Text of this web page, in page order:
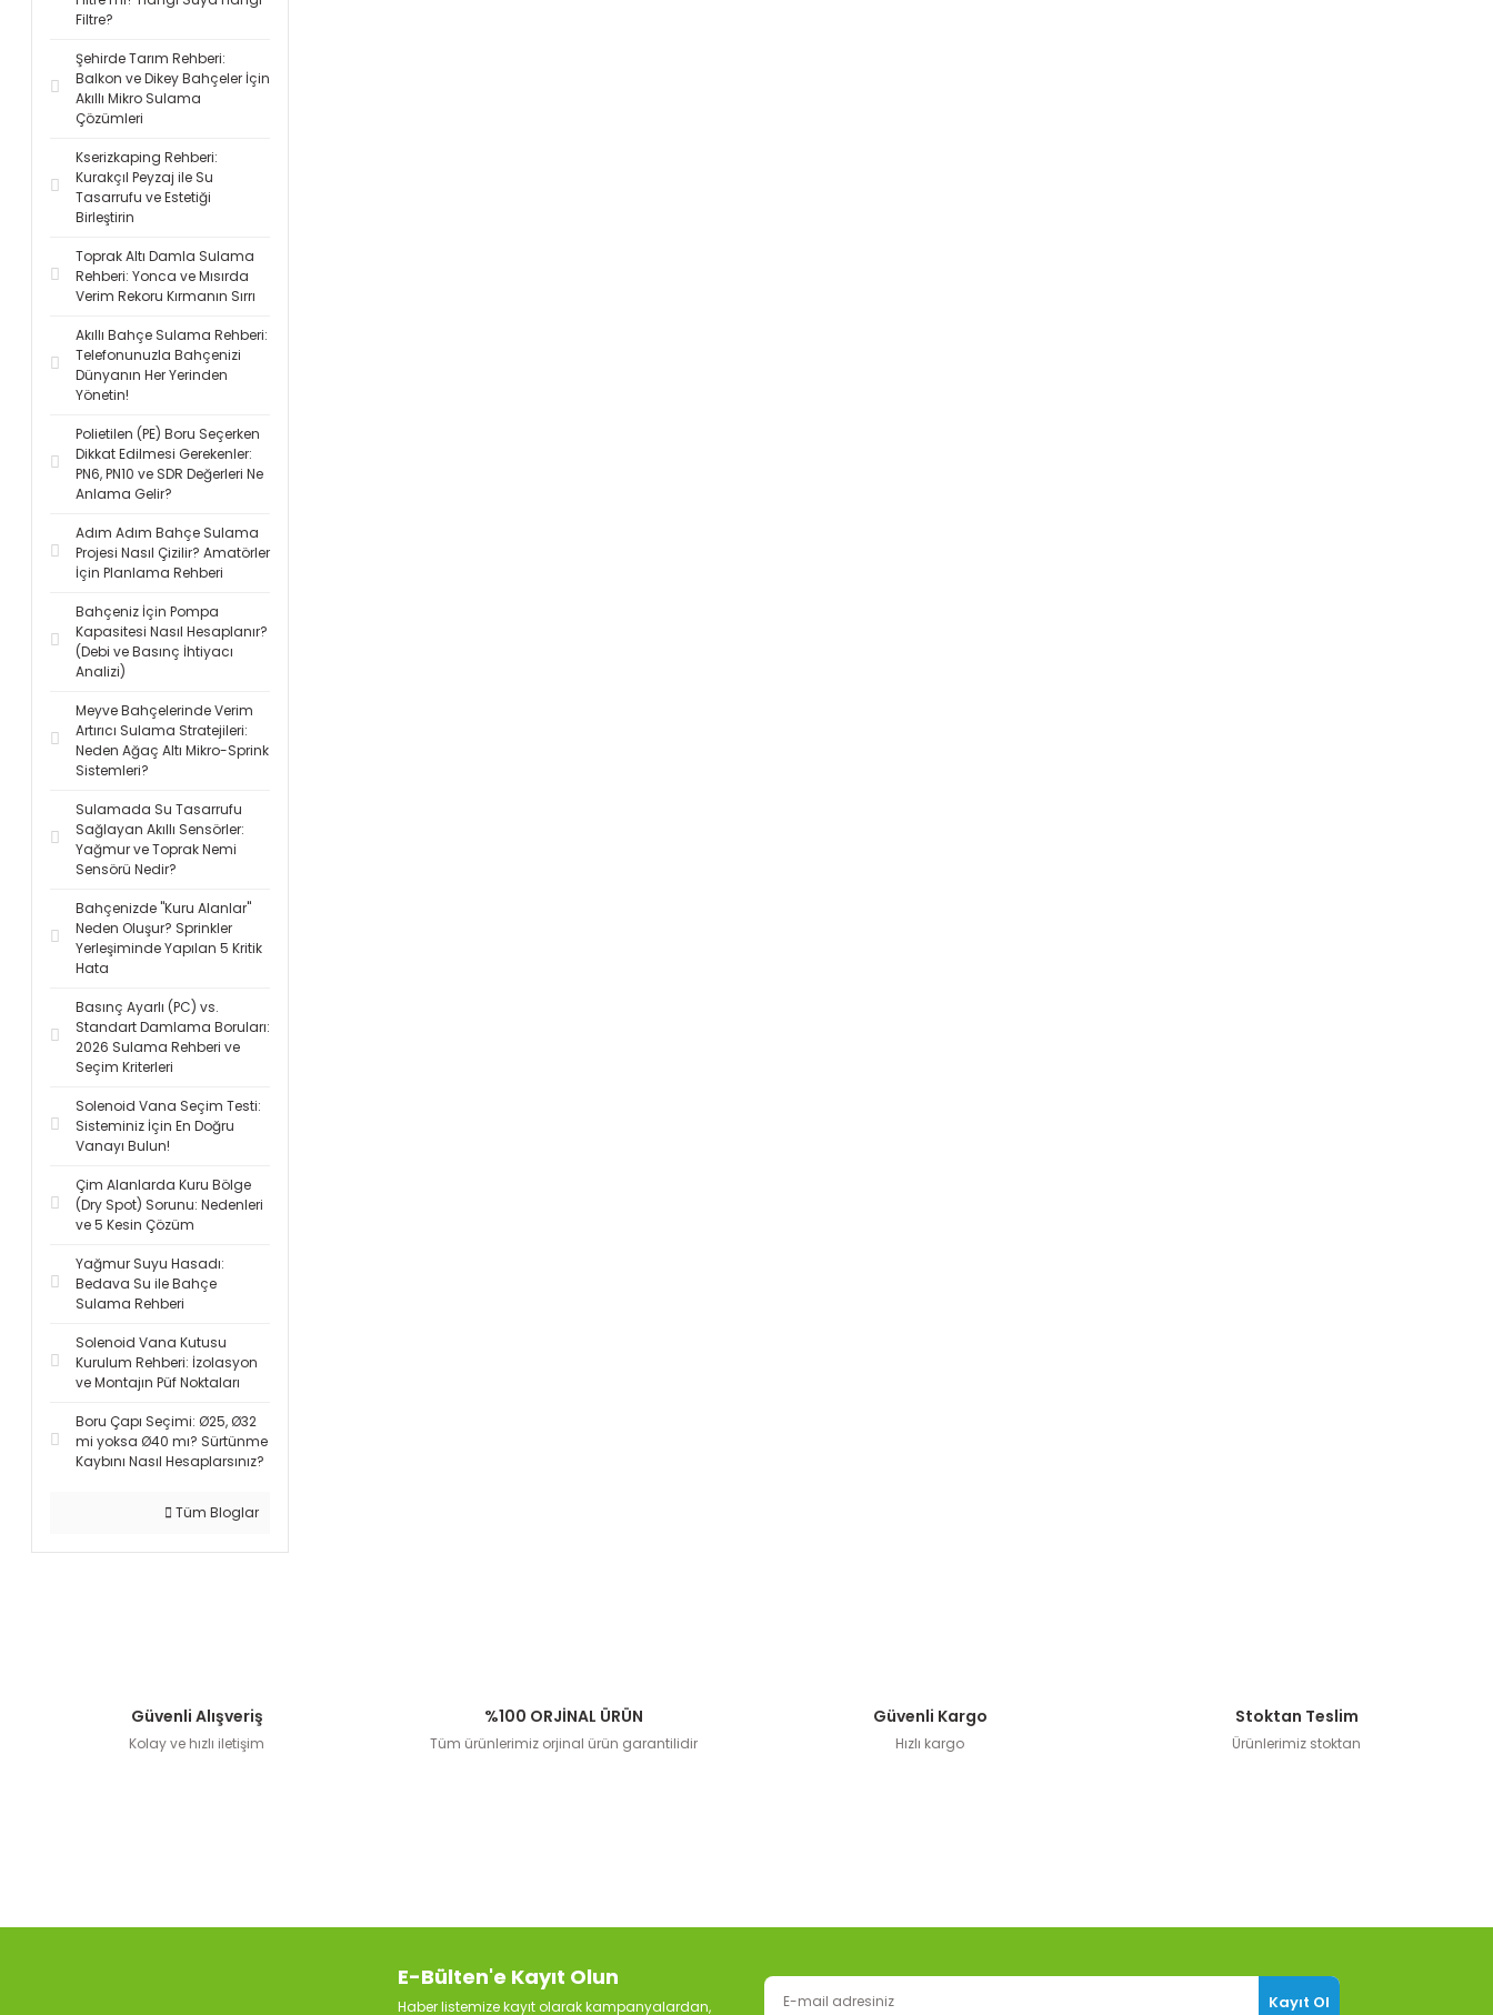
Filtre?
Şehirde Tarım Rehberi:
Balkon ve Dikey Bahçeler İçin
Akıllı Mikro Sulama
Çözümleri
Kserizkaping Rehberi:
Kurakçıl Peyzaj ile Su
Tasarrufu ve Estetiği
Birleştirin
Toprak Altı Damla Sulama
Rehberi: Yonca ve Mısırda
Verim Rekoru Kırmanın Sırrı
Akıllı Bahçe Sulama Rehberi:
Telefonunuzla Bahçenizi
Dünyanın Her Yerinden
Yönetin!
Polietilen (PE) Boru Seçerken
Dikkat Edilmesi Gerekenler:
PN6, PN10 ve SDR Değerleri Ne
Anlama Gelir?
Adım Adım Bahçe Sulama
Projesi Nasıl Çizilir? Amatörler
İçin Planlama Rehberi
Bahçeniz İçin Pompa
Kapasitesi Nasıl Hesaplanır?
(Debi ve Basınç İhtiyacı
Analizi)
Meyve Bahçelerinde Verim
Artırıcı Sulama Stratejileri:
Neden Ağaç Altı Mikro-Sprink
Sistemleri?
Sulamada Su Tasarrufu
Sağlayan Akıllı Sensörler:
Yağmur ve Toprak Nemi
Sensörü Nedir?
Bahçenizde "Kuru Alanlar"
Neden Oluşur? Sprinkler
Yerleşiminde Yapılan 5 Kritik
Hata
Basınç Ayarlı (PC) vs.
Standart Damlama Boruları:
2026 Sulama Rehberi ve
Seçim Kriterleri
Solenoid Vana Seçim Testi:
Sisteminiz İçin En Doğru
Vanayı Bulun!
Çim Alanlarda Kuru Bölge
(Dry Spot) Sorunu: Nedenleri
ve 5 Kesin Çözüm
Yağmur Suyu Hasadı:
Bedava Su ile Bahçe
Sulama Rehberi
Solenoid Vana Kutusu
Kurulum Rehberi: İzolasyon
ve Montajın Püf Noktaları
Boru Çapı Seçimi: Ø25, Ø32
mi yoksa Ø40 mı? Sürtünme
Kaybını Nasıl Hesaplarsınız?
Tüm Bloglar
Güvenli Alışveriş
Kolay ve hızlı iletişim
%100 ORJİNAL ÜRÜN
Tüm ürünlerimiz orjinal ürün garantilidir
Güvenli Kargo
Hızlı kargo
Stoktan Teslim
Ürünlerimiz stoktan
E-Bülten'e Kayıt Olun
Haber listemize kayıt olarak kampanyalardan, Kayıt Ol